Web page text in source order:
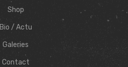
Shop
Bio / Actu
Galeries
Contact